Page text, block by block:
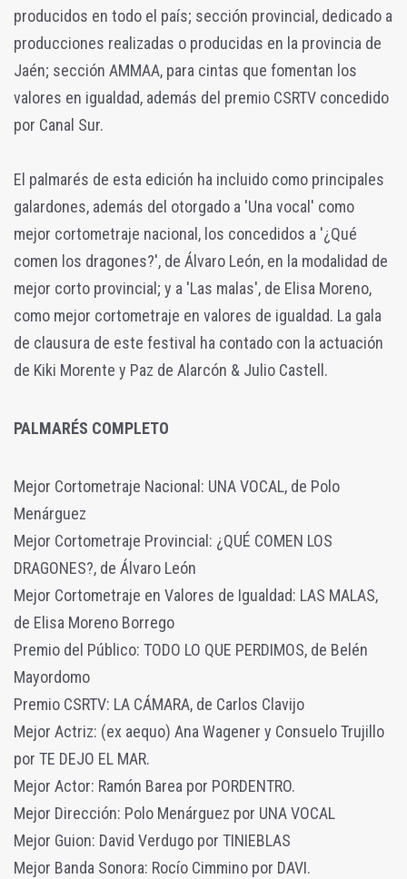
producidos en todo el país; sección provincial, dedicado a
producciones realizadas o producidas en la provincia de
Jaén; sección AMMAA, para cintas que fomentan los
valores en igualdad, además del premio CSRTV concedido
por Canal Sur.
El palmarés de esta edición ha incluido como principales
galardones, además del otorgado a 'Una vocal' como
mejor cortometraje nacional, los concedidos a '¿Qué
comen los dragones?', de Álvaro León, en la modalidad de
mejor corto provincial; y a 'Las malas', de Elisa Moreno,
como mejor cortometraje en valores de igualdad. La gala
de clausura de este festival ha contado con la actuación
de Kiki Morente y Paz de Alarcón & Julio Castell.
PALMARÉS COMPLETO
Mejor Cortometraje Nacional: UNA VOCAL, de Polo
Menárguez
Mejor Cortometraje Provincial: ¿QUÉ COMEN LOS
DRAGONES?, de Álvaro León
Mejor Cortometraje en Valores de Igualdad: LAS MALAS,
de Elisa Moreno Borrego
Premio del Público: TODO LO QUE PERDIMOS, de Belén
Mayordomo
Premio CSRTV: LA CÁMARA, de Carlos Clavijo
Mejor Actriz: (ex aequo) Ana Wagener y Consuelo Trujillo
por TE DEJO EL MAR.
Mejor Actor: Ramón Barea por PORDENTRO.
Mejor Dirección: Polo Menárguez por UNA VOCAL
Mejor Guion: David Verdugo por TINIEBLAS
Mejor Banda Sonora: Rocío Cimmino por DAVI.